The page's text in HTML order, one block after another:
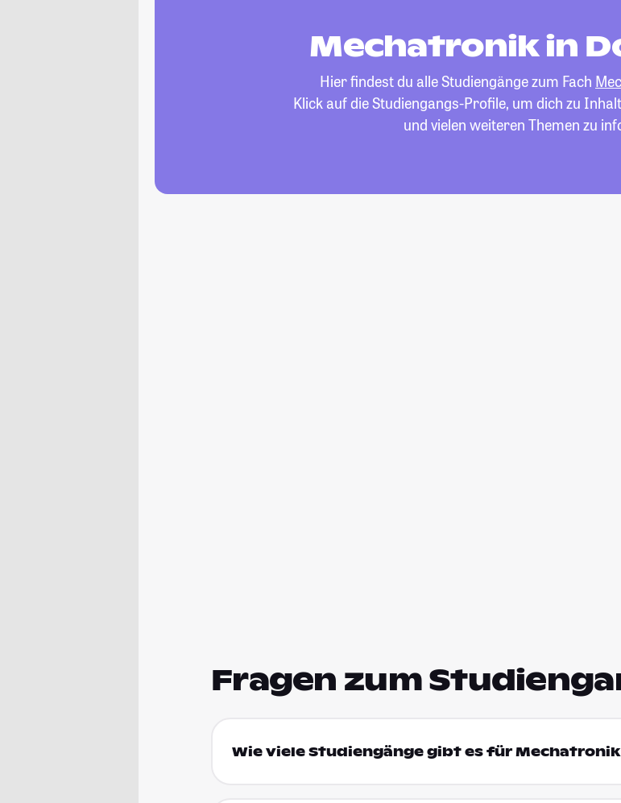
Mechatronik in
Hier findest du alle Studiengänge zum Fach
Klick auf die Studiengangs-Profile, um dich zu
und vielen weiteren Themen zu
Fragen zum
Wie viele Studiengänge gibt es für